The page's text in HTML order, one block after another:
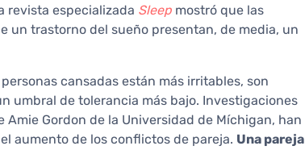
revista especializada Sleep mostró que las
un trastorno del sueño presentan, de media, un
cansadas están más irritables, son
umbral de tolerancia más bajo. Investigaciones
Gordon de la Universidad de Míchigan, han
aumento de los conflictos de pareja. Una pareja